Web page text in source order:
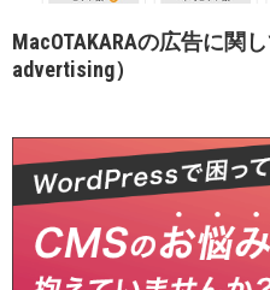
MacOTAKARAの広告に関
advertising）